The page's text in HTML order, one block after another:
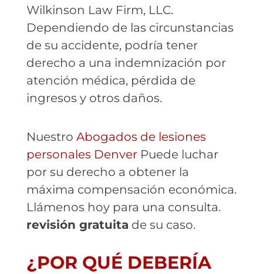
Wilkinson Law Firm, LLC.
Dependiendo de las circunstancias
de su accidente, podría tener
derecho a una indemnización por
atención médica, pérdida de
ingresos y otros daños.
Nuestro Abogados de lesiones
personales DenverPuede luchar
por su derecho a obtener la
máxima compensación económica.
Llámenos hoy para una consulta.
revisión gratuita de su caso.
¿POR QUÉ DEBERÍA